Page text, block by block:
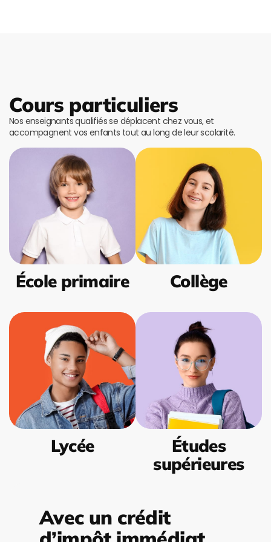
Cours particuliers
Nos enseignants qualifiés se déplacent chez vous, et
accompagnent vos enfants tout au long de leur scolarité.
École primaire Collège
Lycée
Études
supérieures
Avec un crédit